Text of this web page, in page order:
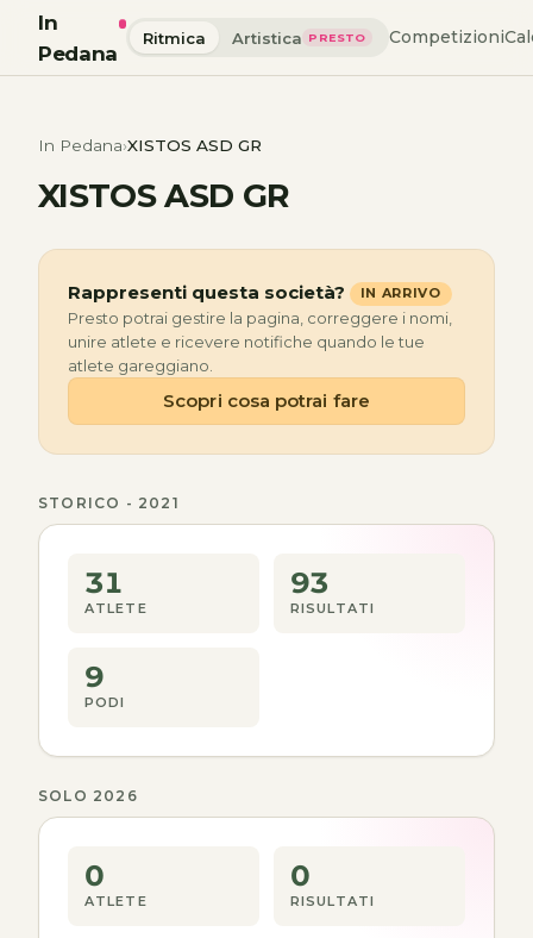
In
Pedana
Ritmica Artistica PRESTO Competizioni
In Pedana XISTOS ASD GR
XISTOS ASD GR
Rappresenti questa società? IN ARRIVO
Presto potrai gestire la pagina, correggere i nomi,
unire atlete e ricevere notifiche quando le tue
atlete gareggiano.
Scopri cosa potrai fare
STORICO - 2021
31
ATLETE
93
RISULTATI
9
PODI
SOLO 2026
0
ATLETE
0
RISULTATI